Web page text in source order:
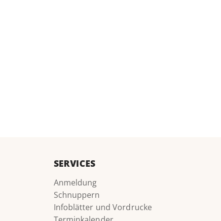
SERVICES
Anmeldung
Schnuppern
Infoblätter und Vordrucke